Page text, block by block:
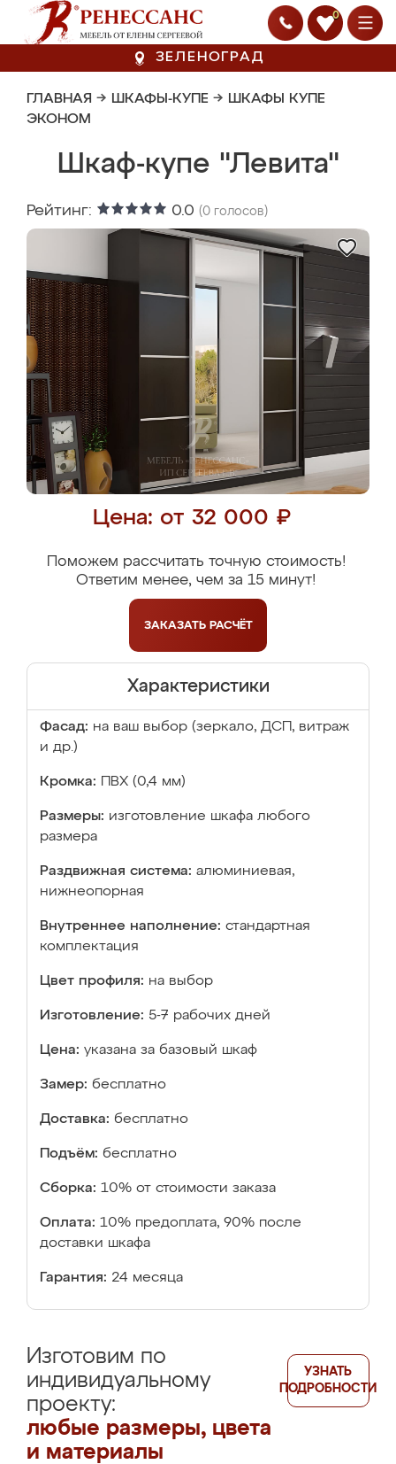
0
ЗЕЛЕНОГРАД
ГЛАВНАЯ → ШКАФЫ-КУПЕ → ШКАФЫ КУПЕ
ЭКОНОМ
Шкаф-купе "Левита"
Рейтинг: 0.0 (0 голосов)
Цена: от 32 000 ₽
Поможем рассчитать точную стоимость!
Ответим менее, чем за 15 минут!
ЗАКАЗАТЬ РАСЧЁТ
Характеристики
Фасад: на ваш выбор (зеркало, ДСП, витраж
и др.)
Кромка: ПВХ (0,4 мм)
Размеры: изготовление шкафа любого
размера
Раздвижная система: алюминиевая,
нижнеопорная
Внутреннее наполнение: стандартная
комплектация
Цвет профиля: на выбор
Изготовление: 5-7 рабочих дней
Цена: указана за базовый шкаф
Замер: бесплатно
Доставка: бесплатно
Подъём: бесплатно
Сборка: 10% от стоимости заказа
Оплата: 10% предоплата, 90% после
доставки шкафа
Гарантия: 24 месяца
Изготовим по
индивидуальному
проекту:
любые размеры, цвета
и материалы
УЗНАТЬ
ПОДРОБНОСТИ